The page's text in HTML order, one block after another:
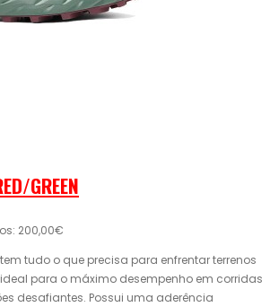
GREEN
200,00€
tudo o que precisa para enfrentar terrenos
ideal para o máximo desempenho em corridas
desafiantes. Possui uma aderência